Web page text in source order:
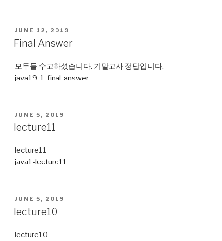
POSTED
ON
JUNE 12, 2019
Final Answer
모두들 수고하셨습니다. 기말고사 정답입니다.
java19-1-final-answer
POSTED
ON
JUNE 5, 2019
lecture11
lecture11
java1-lecture11
POSTED
ON
JUNE 5, 2019
lecture10
lecture10